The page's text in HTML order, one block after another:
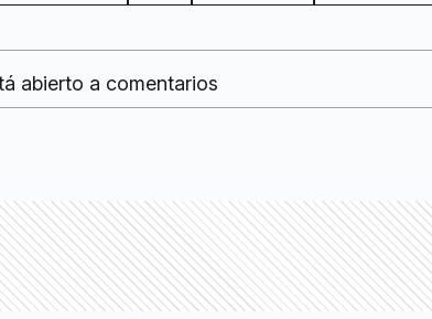
abierto a comentarios